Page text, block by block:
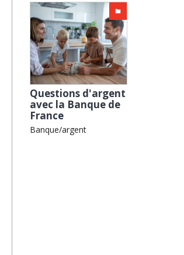
Questions d'argent
avec la Banque de
France
Banque/argent